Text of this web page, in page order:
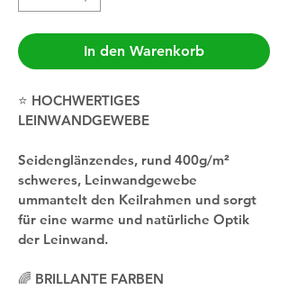
In den Warenkorb
⭐️ HOCHWERTIGES
LEINWANDGEWEBE
Seidenglänzendes, rund 400g/m²
schweres, Leinwandgewebe
ummantelt den Keilrahmen und sorgt
für eine warme und natürliche Optik
der Leinwand.
🌈 BRILLANTE FARBEN